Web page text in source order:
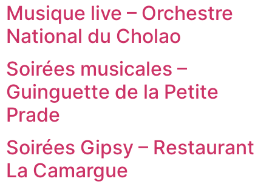
Musique live – Orchestre
National du Cholao
Soirées musicales –
Guinguette de la Petite
Prade
Soirées Gipsy – Restaurant
La Camargue